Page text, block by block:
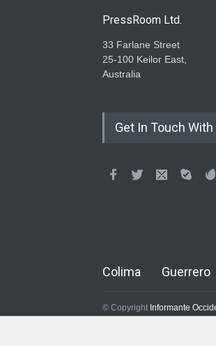
PressRoom Ltd.
33 Farlane Street
25-100 Keilor East,
Australia
Get In Touch With
Colima Guerrero
© Copyright Informante